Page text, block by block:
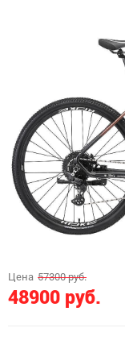
Цена 57300 руб.
48900 руб.